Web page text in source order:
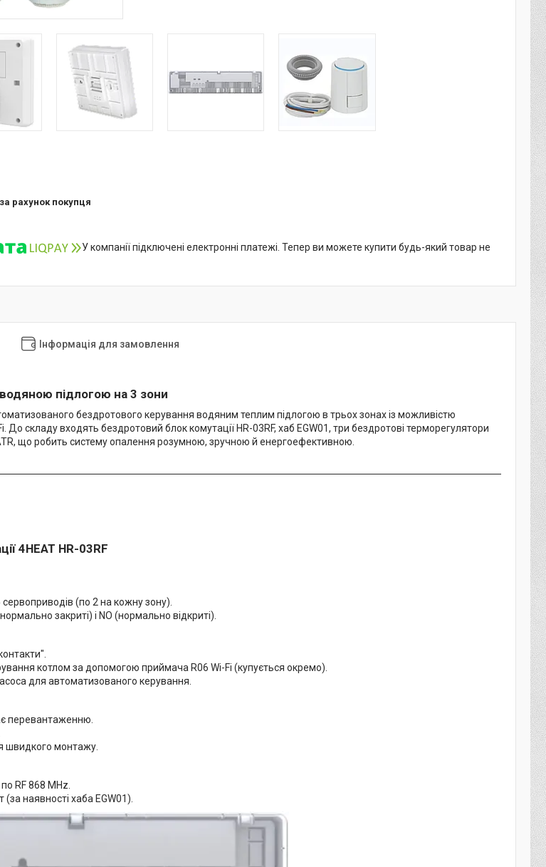
за рахунок покупця
У компанії підключені електронні платежі. Тепер ви можете купити будь-який товар не
Інформація для замовлення
підлогою на 3 зони
бездротового керування водяним теплим підлогою в трьох зонах із можливістю
До складу входять бездротовий блок комутації HR-03RF, хаб EGW01, три бездротові терморегулятори
що робить систему опалення розумною, зручною й енергоефективною.
4HEAT HR-03RF
(по 2 на кожну зону).
закриті) і NO (нормально відкриті).
котлом за допомогою приймача R06 Wi-Fi (купується окремо).
для автоматизованого керування.
перевантаженню.
швидкого монтажу.
RF 868 MHz.
наявності хаба EGW01).